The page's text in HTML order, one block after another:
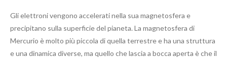
Gli elettroni vengono accelerati nella sua magnetosfera e
precipitano sulla superficie del pianeta. La magnetosfera di
Mercurio è molto più piccola di quella terrestre e ha una struttura
e una dinamica diverse, ma quello che lascia a bocca aperta è che il